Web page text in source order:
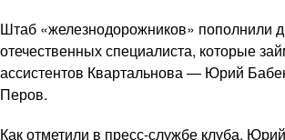
Штаб «железнодорожников» пополнили
отечественных специалиста, которые
ассистентов Квартальнова — Юрий
Перов.
Как отметили в пресс-службе клуба,